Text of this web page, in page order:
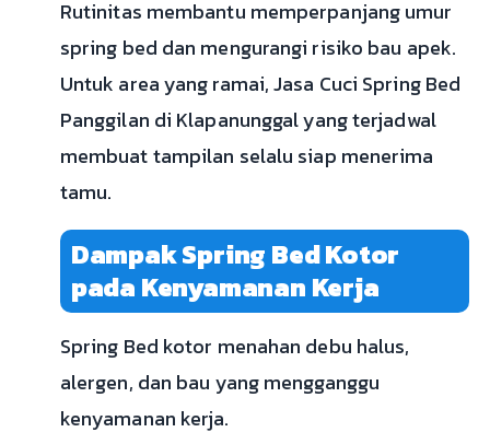
Rutinitas membantu memperpanjang umur
spring bed dan mengurangi risiko bau apek.
Untuk area yang ramai, Jasa Cuci Spring Bed
Panggilan di Klapanunggal yang terjadwal
membuat tampilan selalu siap menerima
tamu.
Dampak Spring Bed Kotor
pada Kenyamanan Kerja
Spring Bed kotor menahan debu halus,
alergen, dan bau yang mengganggu
kenyamanan kerja.